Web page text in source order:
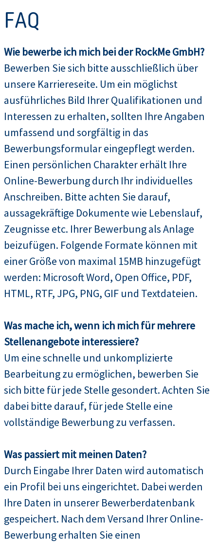
FAQ
Wie bewerbe ich mich bei der RockMe GmbH?
Bewerben Sie sich bitte ausschließlich über
unsere Karriereseite. Um ein möglichst
ausführliches Bild Ihrer Qualifikationen und
Interessen zu erhalten, sollten Ihre Angaben
umfassend und sorgfältig in das
Bewerbungsformular eingepflegt werden.
Einen persönlichen Charakter erhält Ihre
Online-Bewerbung durch Ihr individuelles
Anschreiben. Bitte achten Sie darauf,
aussagekräftige Dokumente wie Lebenslauf,
Zeugnisse etc. Ihrer Bewerbung als Anlage
beizufügen. Folgende Formate können mit
einer Größe von maximal 15MB hinzugefügt
werden: Microsoft Word, Open Office, PDF,
HTML, RTF, JPG, PNG, GIF und Textdateien.
Was mache ich, wenn ich mich für mehrere
Stellenangebote interessiere?
Um eine schnelle und unkomplizierte
Bearbeitung zu ermöglichen, bewerben Sie
sich bitte für jede Stelle gesondert. Achten Sie
dabei bitte darauf, für jede Stelle eine
vollständige Bewerbung zu verfassen.
Was passiert mit meinen Daten?
Durch Eingabe Ihrer Daten wird automatisch
ein Profil bei uns eingerichtet. Dabei werden
Ihre Daten in unserer Bewerberdatenbank
gespeichert. Nach dem Versand Ihrer Online-
Bewerbung erhalten Sie einen